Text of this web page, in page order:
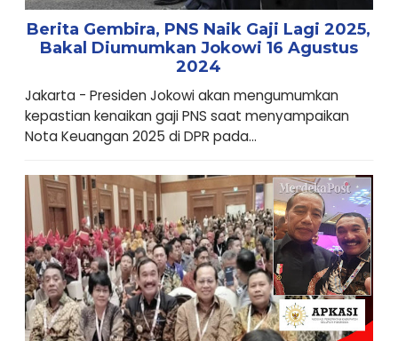
Berita Gembira, PNS Naik Gaji Lagi 2025,
Bakal Diumumkan Jokowi 16 Agustus
2024
Jakarta - Presiden Jokowi akan mengumumkan
kepastian kenaikan gaji PNS saat menyampaikan
Nota Keuangan 2025 di DPR pada...